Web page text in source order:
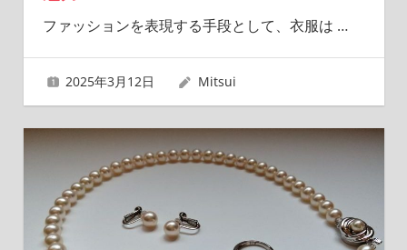
ファッションを表現する手段として、衣服は …
2025年3月12日 Mitsui